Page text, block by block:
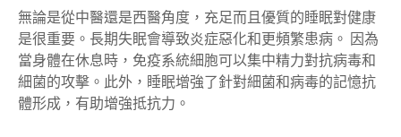
無論是從中醫還是西醫角度，充足而且優質的睡眠對健康
是很重要。長期失眠會導致炎症惡化和更頻繁患病。 因為
當身體在休息時，免疫系統細胞可以集中精力對抗病毒和
細菌的攻擊。此外，睡眠增強了針對細菌和病毒的記憶抗
體形成，有助增強抵抗力。